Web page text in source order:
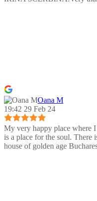
Oana M
19:42 29 Feb 24
My very happy place where
is a place for the soul. There
house of golden age